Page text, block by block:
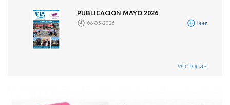
PUBLICACION MAYO 2026
06-05-2026 leer
ver todas